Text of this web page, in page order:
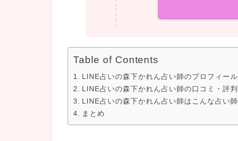
Table of Contents
LINE占いの森下かれん占い師のプロフィール
LINE占いの森下かれん占い師の口コミ・評判
LINE占いの森下かれん占い師はこんな占い師
まとめ